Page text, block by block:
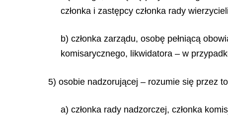
członka i zastępcy członka rady
b) członka zarządu, osobę pełniącą
komisarycznego, likwidatora – w
5) osobie nadzorującej – rozumie się przez
a) członka rady nadzorczej, członka